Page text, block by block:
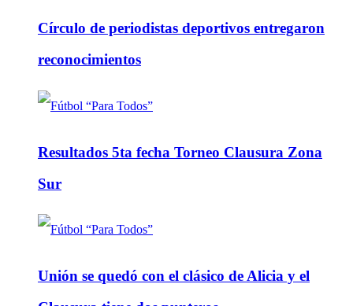
Círculo de periodistas deportivos entregaron
reconocimientos
Resultados 5ta fecha Torneo Clausura Zona
Sur
Unión se quedó con el clásico de Alicia y el